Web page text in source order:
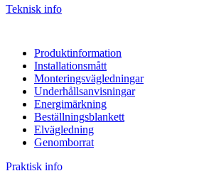
Teknisk info
Produktinformation
Installationsmått
Monteringsvägledningar
Underhållsanvisningar
Energimärkning
Beställningsblankett
Elvägledning
Genomborrat
Praktisk info